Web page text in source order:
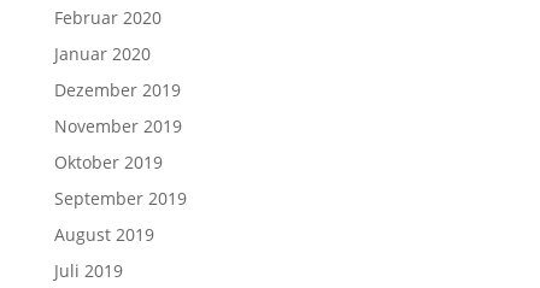
Februar 2020
Januar 2020
Dezember 2019
November 2019
Oktober 2019
September 2019
August 2019
Juli 2019